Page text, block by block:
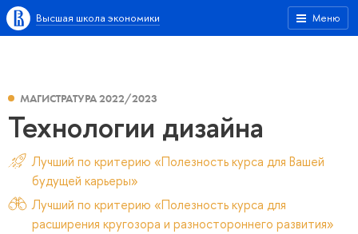
Меню
Высшая школа экономики
МАГИСТРАТУРА 2022/2023
Технологии дизайна
Лучший по критерию «Полезность курса для Вашей
будущей карьеры»
Лучший по критерию «Полезность курса для
расширения кругозора и разностороннего развития»